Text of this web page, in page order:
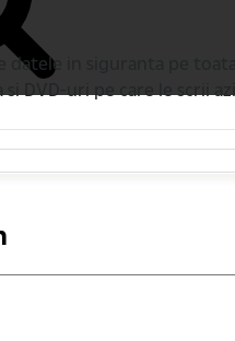
datele in siguranta pe
si DVD-uri pe care le